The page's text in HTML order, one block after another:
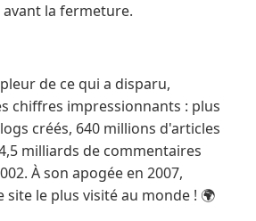
la fermeture.
de ce qui a disparu,
chiffres impressionnants : plus
créés, 640 millions d'articles
milliards de commentaires
À son apogée en 2007,
site le plus visité au monde ! 🌍